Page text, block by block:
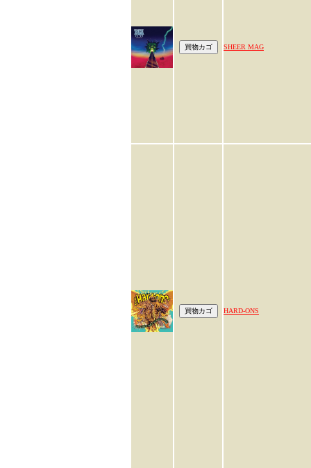
SHEER MAG
HARD-ONS